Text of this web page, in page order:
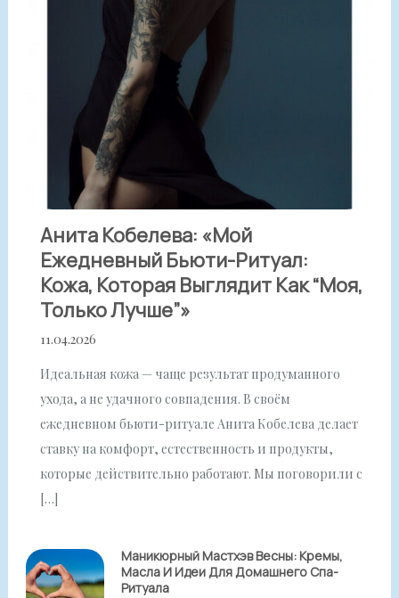
Анита Кобелева: «Мой
Ежедневный Бьюти-Ритуал:
Кожа, Которая Выглядит Как “моя,
Только Лучше”»
11.04.2026
Идеальная кожа — чаще результат продуманного
ухода, а не удачного совпадения. В своём
ежедневном бьюти-ритуале Анита Кобелева делает
ставку на комфорт, естественность и продукты,
которые действительно работают. Мы поговорили с
[…]
Маникюрный Мастхэв Весны: Кремы,
Масла И Идеи Для Домашнего Спа-
Ритуала